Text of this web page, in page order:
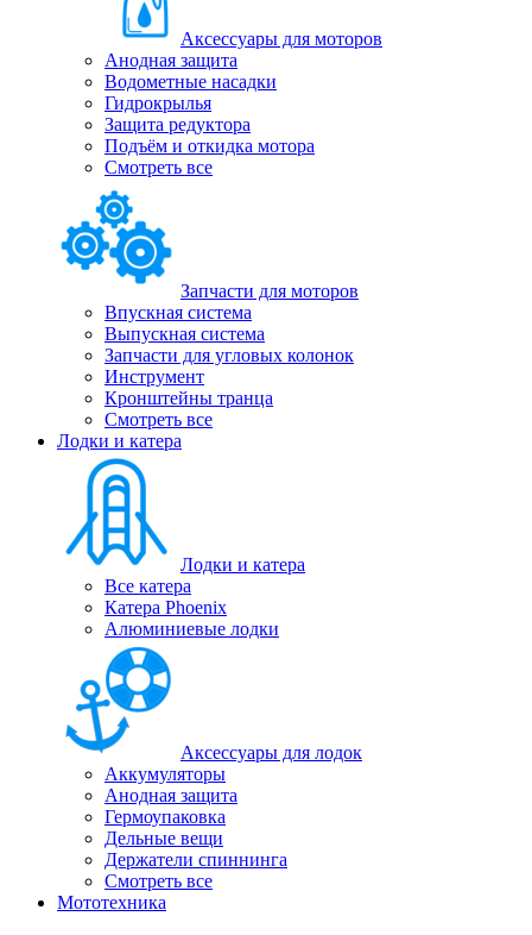
Аксессуары для моторов
Анодная защита
Водометные насадки
Гидрокрылья
Защита редуктора
Подъём и откидка мотора
Смотреть все
Запчасти для моторов
Впускная система
Выпускная система
Запчасти для угловых колонок
Инструмент
Кронштейны транца
Смотреть все
Лодки и катера
Лодки и катера
Все катера
Катера Phoenix
Алюминиевые лодки
Аксессуары для лодок
Аккумуляторы
Анодная защита
Гермоупаковка
Дельные вещи
Держатели спиннинга
Смотреть все
Мототехника